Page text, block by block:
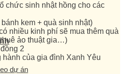
dự án
chức sinh nhật hồng cho các
kem + quà sinh nhật)
nhiều kinh phí sẽ mua thêm quà
ảo thuật gia…)
2
của gia đình Xanh Yêu